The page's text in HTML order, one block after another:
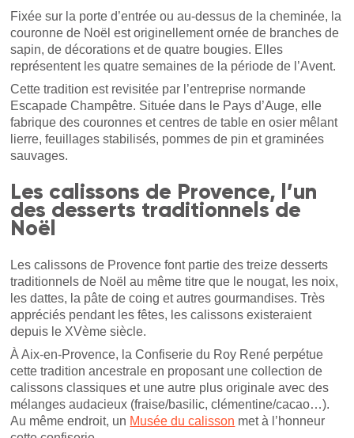
Fixée sur la porte d’entrée ou au-dessus de la cheminée, la
couronne de Noël est originellement ornée de branches de
sapin, de décorations et de quatre bougies. Elles
représentent les quatre semaines de la période de l’Avent.
Cette tradition est revisitée par l’entreprise normande
Escapade Champêtre. Située dans le Pays d’Auge, elle
fabrique des couronnes et centres de table en osier mêlant
lierre, feuillages stabilisés, pommes de pin et graminées
sauvages.
Les calissons de Provence, l’un
des desserts traditionnels de
Noël
Les calissons de Provence font partie des treize desserts
traditionnels de Noël au même titre que le nougat, les noix,
les dattes, la pâte de coing et autres gourmandises. Très
appréciés pendant les fêtes, les calissons existeraient
depuis le XVème siècle.
À Aix-en-Provence, la Confiserie du Roy René perpétue
cette tradition ancestrale en proposant une collection de
calissons classiques et une autre plus originale avec des
mélanges audacieux (fraise/basilic, clémentine/cacao…).
Au même endroit, un Musée du calisson met à l’honneur